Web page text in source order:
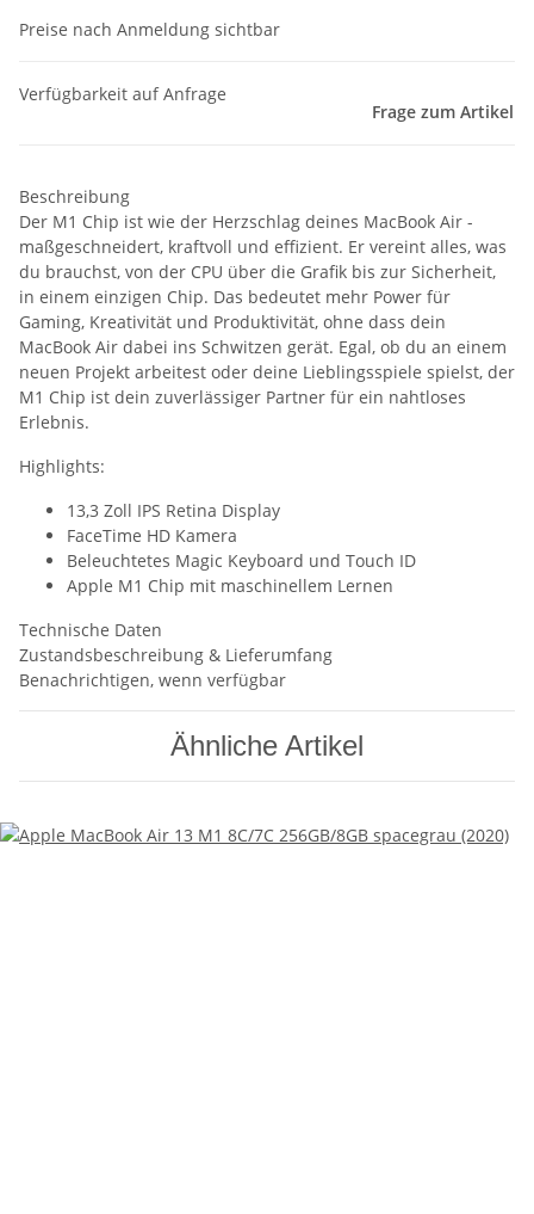
Preise nach Anmeldung sichtbar
Verfügbarkeit auf Anfrage
Frage zum Artikel
Beschreibung
Der M1 Chip ist wie der Herzschlag deines MacBook Air -
maßgeschneidert, kraftvoll und effizient. Er vereint alles, was
du brauchst, von der CPU über die Grafik bis zur Sicherheit,
in einem einzigen Chip. Das bedeutet mehr Power für
Gaming, Kreativität und Produktivität, ohne dass dein
MacBook Air dabei ins Schwitzen gerät. Egal, ob du an einem
neuen Projekt arbeitest oder deine Lieblingsspiele spielst, der
M1 Chip ist dein zuverlässiger Partner für ein nahtloses
Erlebnis.
Highlights:
13,3 Zoll IPS Retina Display
FaceTime HD Kamera
Beleuchtetes Magic Keyboard und Touch ID
Apple M1 Chip mit maschinellem Lernen
Technische Daten
Zustandsbeschreibung & Lieferumfang
Benachrichtigen, wenn verfügbar
Ähnliche Artikel